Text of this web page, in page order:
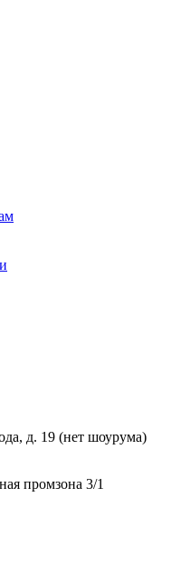
д. 19 (нет шоурума)
промзона 3/1